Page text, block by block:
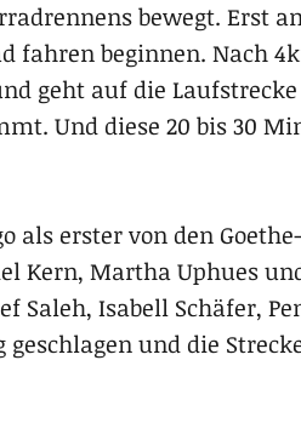
bewegt. Erst
beginnen. Nach
geht auf die
Und diese 20 bis 30
als erster von den
Kern, Martha Uphues
Isabell Schäfer,
und die